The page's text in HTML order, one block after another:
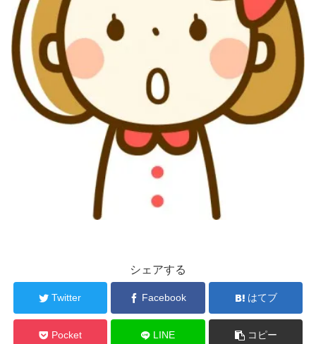
シェアする
Twitter Facebook はてブ
Pocket LINE コピー